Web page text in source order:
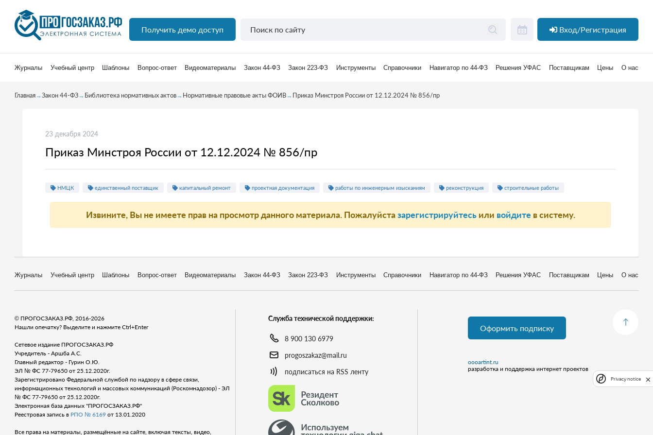
Получить демо доступ Вход/Регистрация
Журналы Учебный центр Шаблоны Вопрос-ответ Видеоматериалы Закон 44-ФЗ Закон 223-ФЗ Инструменты Справочники Навигатор по 44-ФЗ Решения УФАС Поставщикам Цены О нас
Главная→Закон 44-ФЗ→Библиотека нормативных актов→Нормативные правовые акты ФОИВ→Приказ Минстроя России от 12.12.2024 № 856/пр
23 декабря 2024
Приказ Минстроя России от 12.12.2024 № 856/пр
НМЦК единственный поставщик капитальный ремонт проектная документация работы по инженерным изысканиям реконструкция строительные работы
Извините, Вы не имеете прав на просмотр данного материала. Пожалуйстазарегистрируйтесьили войдите в систему.
Журналы Учебный центр Шаблоны Вопрос-ответ Видеоматериалы Закон 44-ФЗ Закон 223-ФЗ Инструменты Справочники Навигатор по 44-ФЗ Решения УФАС Поставщикам Цены О нас
© ПРОГОСЗАКАЗ.РФ, 2016-2026
Нашли опечатку? Выделите и нажмите Ctrl+Enter
Сетевое издание ПРОГОСЗАКАЗ.РФ
Учредитель - Аршба А.С.
Главный редактор - Гурин О.Ю.
ЭЛ № ФС 77-79650 от 25.12.2020г.
Зарегистрировано Федеральной службой по надзору в сфере связи,
информационных технологий и массовых коммуникаций (Роскомнадозор) - ЭЛ
№ ФС 77-79650 от 25.12.2020г.
Электронная база данных "ПРОГОСЗАКАЗ.РФ"
Реестровая запись в РПО № 6169 от 13.01.2020
Все права на материалы, размещённые на сайте, включая тексты, видео,
Служба технической поддержки:
8 900 130 6979
progoszakaz@mail.ru
подписаться на RSS ленту
Оформить подписку
oooartint.ru
разработка и поддержка интернет проектов
Privacy notice